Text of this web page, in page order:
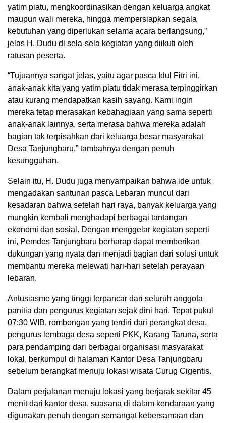
yatim piatu, mengkoordinasikan dengan keluarga angkat
maupun wali mereka, hingga mempersiapkan segala
kebutuhan yang diperlukan selama acara berlangsung,”
jelas H. Dudu di sela-sela kegiatan yang diikuti oleh
ratusan peserta.
“Tujuannya sangat jelas, yaitu agar pasca Idul Fitri ini,
anak-anak kita yang yatim piatu tidak merasa terpinggirkan
atau kurang mendapatkan kasih sayang. Kami ingin
mereka tetap merasakan kebahagiaan yang sama seperti
anak-anak lainnya, serta merasa bahwa mereka adalah
bagian tak terpisahkan dari keluarga besar masyarakat
Desa Tanjungbaru,” tambahnya dengan penuh
kesungguhan.
Selain itu, H. Dudu juga menyampaikan bahwa ide untuk
mengadakan santunan pasca Lebaran muncul dari
kesadaran bahwa setelah hari raya, banyak keluarga yang
mungkin kembali menghadapi berbagai tantangan
ekonomi dan sosial. Dengan menggelar kegiatan seperti
ini, Pemdes Tanjungbaru berharap dapat memberikan
dukungan yang nyata dan menjadi bagian dari solusi untuk
membantu mereka melewati hari-hari setelah perayaan
lebaran.
Antusiasme yang tinggi terpancar dari seluruh anggota
panitia dan pengurus kegiatan sejak dini hari. Tepat pukul
07:30 WIB, rombongan yang terdiri dari perangkat desa,
pengurus lembaga desa seperti PKK, Karang Taruna, serta
para pendamping dari berbagai organisasi masyarakat
lokal, berkumpul di halaman Kantor Desa Tanjungbaru
sebelum berangkat menuju lokasi wisata Curug Cigentis.
Dalam perjalanan menuju lokasi yang berjarak sekitar 45
menit dari kantor desa, suasana di dalam kendaraan yang
digunakan penuh dengan semangat kebersamaan dan